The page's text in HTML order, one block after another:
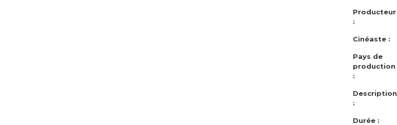
Producteur
:
Cinéaste :
Pays de
production
:
Description
:
Durée :